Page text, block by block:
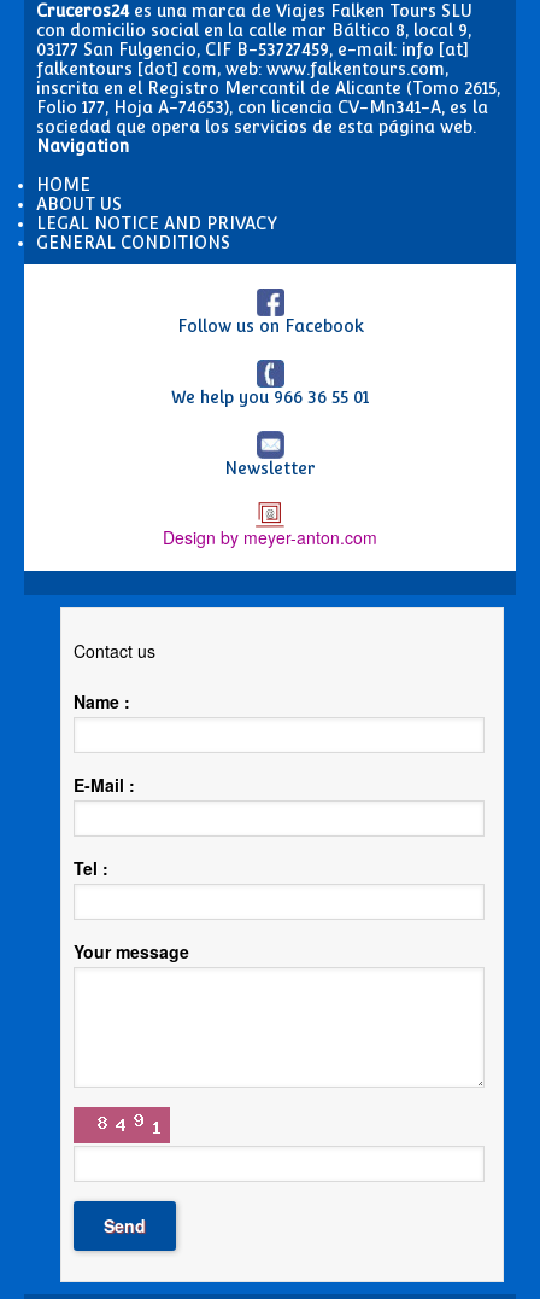
Cruceros24es una marca de Viajes Falken Tours SLU
con domicilio social en la calle mar Báltico 8, local 9,
03177 San Fulgencio, CIF B-53727459, e-mail: info [at]
falkentours [dot] com, web: www.falkentours.com,
inscrita en el Registro Mercantil de Alicante (Tomo 2615,
Folio 177, Hoja A-74653), con licencia CV-Mn341-A, es la
sociedad que opera los servicios de esta página web.
Navigation
HOME
ABOUT US
LEGAL NOTICE AND PRIVACY
GENERAL CONDITIONS
Follow us on Facebook
We help you 966 36 55 01
Newsletter
Design by meyer-anton.com
Contact us
Name :
E-Mail :
Tel :
Your message